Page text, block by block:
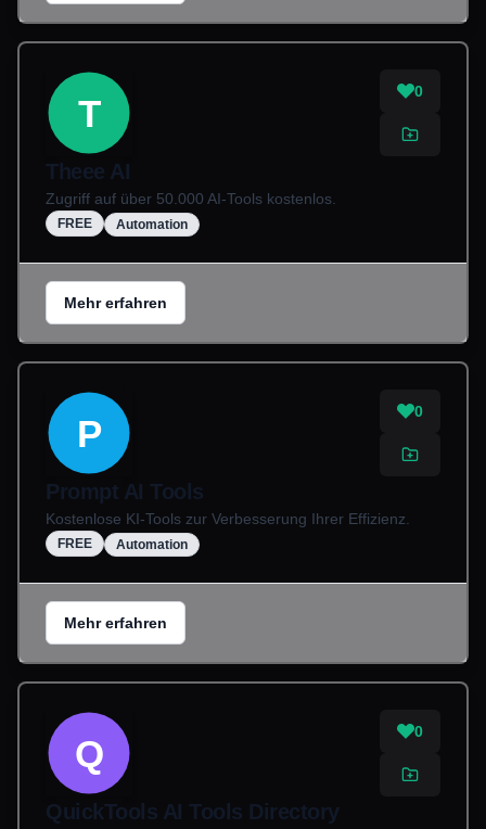
T
0
Theee AI
Zugriff auf über 50.000 AI-Tools kostenlos.
FREE Automation
Mehr erfahren
P
0
Prompt AI Tools
Kostenlose KI-Tools zur Verbesserung Ihrer Effizienz.
FREE Automation
Mehr erfahren
Q
0
QuickTools AI Tools Directory